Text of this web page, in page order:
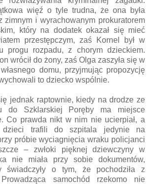
więź o tyle trudna, że ona była
zimnym i wyrachowanym prokuratorem
który na dodatek okazał się mieć
przestępczym, zaś Kornel był w
progu rozpadu, z chorym dzieckiem.
wrócił do żony, zaś Olga zaszyła się w
domu, przyjmując propozycję
to dziecko wspólnie.
jednak raptownie, kiedy na drodze ze
do Szklarskiej Poręby ma miejsce
Co prawda nikt w nim nie ucierpiał, a
trafili do szpitala jedynie na
próbie wyciagnięcia wraku policjanci
– zwłoki pięknej dziewczyny w
nie miała przy sobie dokumentów,
świadczyły o tym, że pochodziła z
samochód rzekomo nie